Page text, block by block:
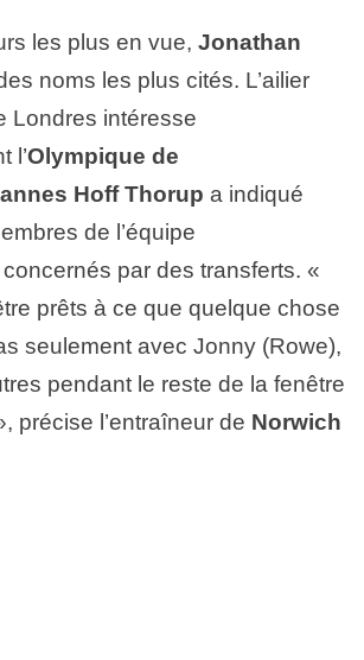
les plus en vue, Jonathan
noms les plus cités. L’ailier
Londres intéresse
l’Olympique de
Hoff Thorup a indiqué
de l’équipe
par des transferts. «
prêts à ce que quelque chose
seulement avec Jonny (Rowe),
pendant le reste de la fenêtre
précise l’entraîneur de Norwich